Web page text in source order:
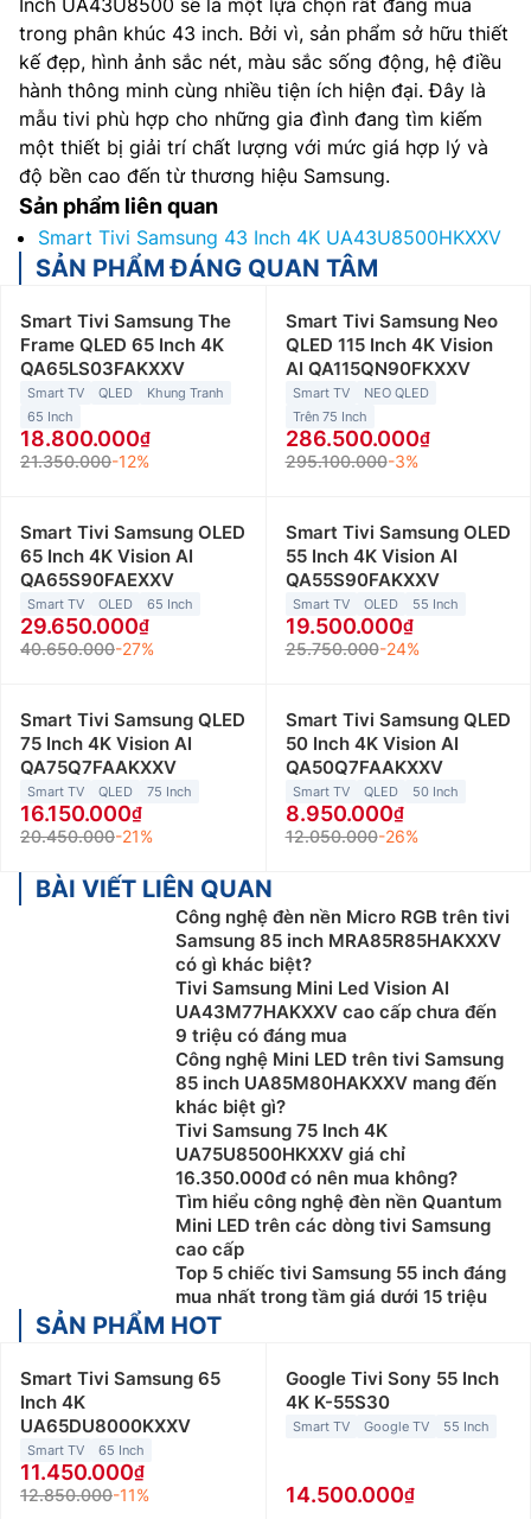
Inch UA43U8500 sẽ là một lựa chọn rất đáng mua
trong phân khúc 43 inch. Bởi vì, sản phẩm sở hữu thiết
kế đẹp, hình ảnh sắc nét, màu sắc sống động, hệ điều
hành thông minh cùng nhiều tiện ích hiện đại. Đây là
mẫu tivi phù hợp cho những gia đình đang tìm kiếm
một thiết bị giải trí chất lượng với mức giá hợp lý và
độ bền cao đến từ thương hiệu Samsung.
Sản phẩm liên quan
Smart Tivi Samsung 43 Inch 4K UA43U8500HKXXV
SẢN PHẨM ĐÁNG QUAN TÂM
Smart Tivi Samsung The
Frame QLED 65 Inch 4K
QA65LS03FAKXXV
Smart TV QLED
Khung Tranh
65 Inch
18.800.000
21.350.000-12%
Smart Tivi Samsung Neo
QLED 115 Inch 4K Vision
AI QA115QN90FKXXV
Smart TV
NEO QLED
Trên 75 Inch
286.500.000
295.100.000-3%
Smart Tivi Samsung OLED
65 Inch 4K Vision AI
QA65S90FAEXXV
Smart TV OLED 65 Inch
29.650.000
40.650.000-27%
Smart Tivi Samsung OLED
55 Inch 4K Vision AI
QA55S90FAKXXV
Smart TV OLED 55 Inch
19.500.000
25.750.000-24%
Smart Tivi Samsung QLED
75 Inch 4K Vision AI
QA75Q7FAAKXXV
Smart TV QLED 75 Inch
16.150.000
20.450.000-21%
Smart Tivi Samsung QLED
50 Inch 4K Vision AI
QA50Q7FAAKXXV
Smart TV QLED 50 Inch
8.950.000
12.050.000-26%
BÀI VIẾT LIÊN QUAN
Công nghệ đèn nền Micro RGB trên tivi
Samsung 85 inch MRA85R85HAKXXV
có gì khác biệt?
Tivi Samsung Mini Led Vision AI
UA43M77HAKXXV cao cấp chưa đến
9 triệu có đáng mua
Công nghệ Mini LED trên tivi Samsung
85 inch UA85M80HAKXXV mang đến
khác biệt gì?
Tivi Samsung 75 Inch 4K
UA75U8500HKXXV giá chỉ
16.350.000đ có nên mua không?
Tìm hiểu công nghệ đèn nền Quantum
Mini LED trên các dòng tivi Samsung
cao cấp
Top 5 chiếc tivi Samsung 55 inch đáng
mua nhất trong tầm giá dưới 15 triệu
SẢN PHẨM HOT
Smart Tivi Samsung 65
Inch 4K
UA65DU8000KXXV
Smart TV 65 Inch
11.450.000
12.850.000-11%
Google Tivi Sony 55 Inch
4K K-55S30
Smart TV Google TV 55 Inch
14.500.000